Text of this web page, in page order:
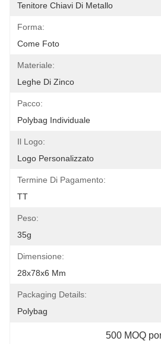
Tenitore Chiavi Di Metallo
Forma:
Come Foto
Materiale:
Leghe Di Zinco
Pacco:
Polybag Individuale
Il Logo:
Logo Personalizzato
Termine Di Pagamento:
TT
Peso:
35g
Dimensione:
28x78x6 Mm
Packaging Details:
Polybag
500 MOQ